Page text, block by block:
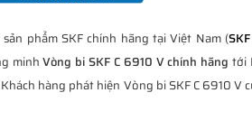
phẩm SKF chính hãng tại Việt Nam (
minhVòng bi SKF C 6910 V chính hãng tới
hàng phát hiện Vòng bi SKF C 6910 V